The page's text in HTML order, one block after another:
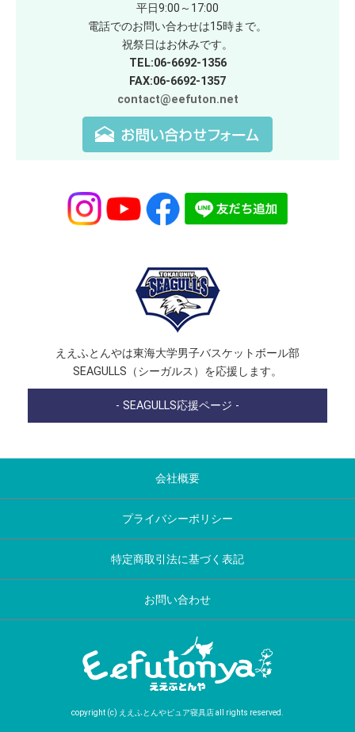
平日9:00～17:00
電話でのお問い合わせは15時まで。
祝祭日はお休みです。
TEL:06-6692-1356
FAX:06-6692-1357
contact@eefuton.net
ええふとんやは東海大学男子バスケットボール部
SEAGULLS（シーガルス）を応援します。
- SEAGULLS応援ページ -
会社概要
プライバシーポリシー
特定商取引法に基づく表記
お問い合わせ
copyright (c) ええふとんやピュア寝具店 all rights reserved.